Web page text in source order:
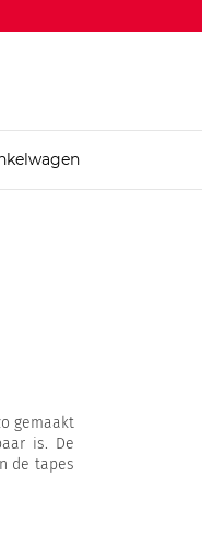
gemaakt
is. De
de tapes